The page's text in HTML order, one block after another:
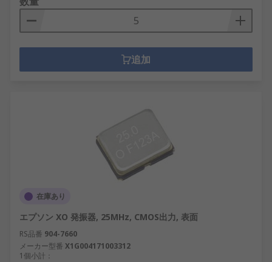
追加
在庫あり
エプソン XO 発振器, 25MHz, CMOS出力, 表面
RS品番 904-7660
メーカー型番 X1G004171003312
1個小計：